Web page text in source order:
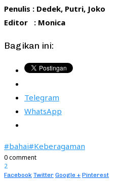
Penulis : Dedek, Putri, Joko
Editor : Monica
Bagikan ini:
Telegram
WhatsApp
#bahai#Keberagaman
0 comment
2
Facebook Twitter Google + Pinterest